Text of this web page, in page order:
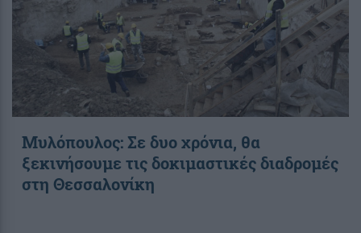
Μυλόπουλος: Σε δυο χρόνια, θα
ξεκινήσουμε τις δοκιμαστικές διαδρομές
στη Θεσσαλονίκη